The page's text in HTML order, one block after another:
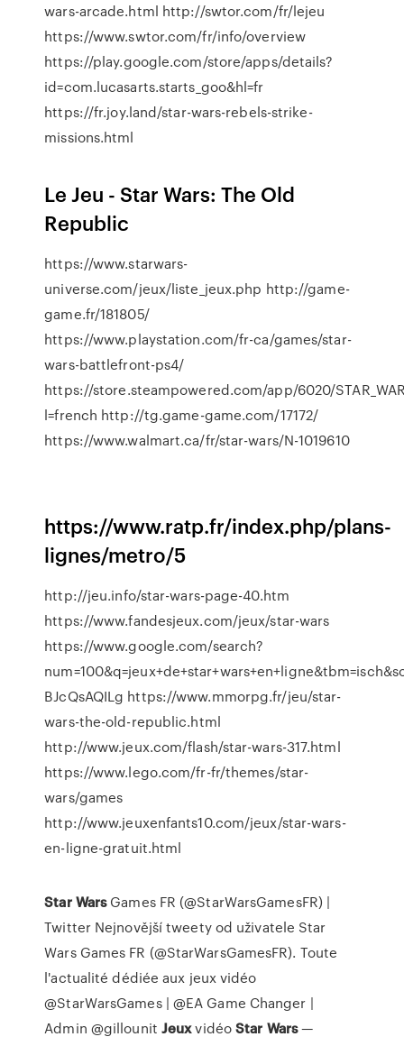
wars-arcade.html http://swtor.com/fr/lejeu
https://www.swtor.com/fr/info/overview
https://play.google.com/store/apps/details?
id=com.lucasarts.starts_goo&hl=fr
https://fr.joy.land/star-wars-rebels-strike-
missions.html
Le Jeu - Star Wars: The Old
Republic
https://www.starwars-
universe.com/jeux/liste_jeux.php http://game-
game.fr/181805/
https://www.playstation.com/fr-ca/games/star-
wars-battlefront-ps4/
https://store.steampowered.com/app/6020/
l=french http://tg.game-game.com/17172/
https://www.walmart.ca/fr/star-wars/N-1019610
https://www.ratp.fr/index.php/plans-
lignes/metro/5
http://jeu.info/star-wars-page-40.htm
https://www.fandesjeux.com/jeux/star-wars
https://www.google.com/search?
BJcQsAQILg https://www.mmorpg.fr/jeu/star-
wars-the-old-republic.html
http://www.jeux.com/flash/star-wars-317.html
https://www.lego.com/fr-fr/themes/star-
wars/games
http://www.jeuxenfants10.com/jeux/star-wars-
en-ligne-gratuit.html
Star WarsGames FR (@StarWarsGamesFR) |
TwitterNejnovější tweety od uživatele Star
Wars Games FR (@StarWarsGamesFR). Toute
l'actualité dédiée aux jeux vidéo
@StarWarsGames | @EA Game Changer |
Admin @gillounit JeuxvidéoStar Wars—